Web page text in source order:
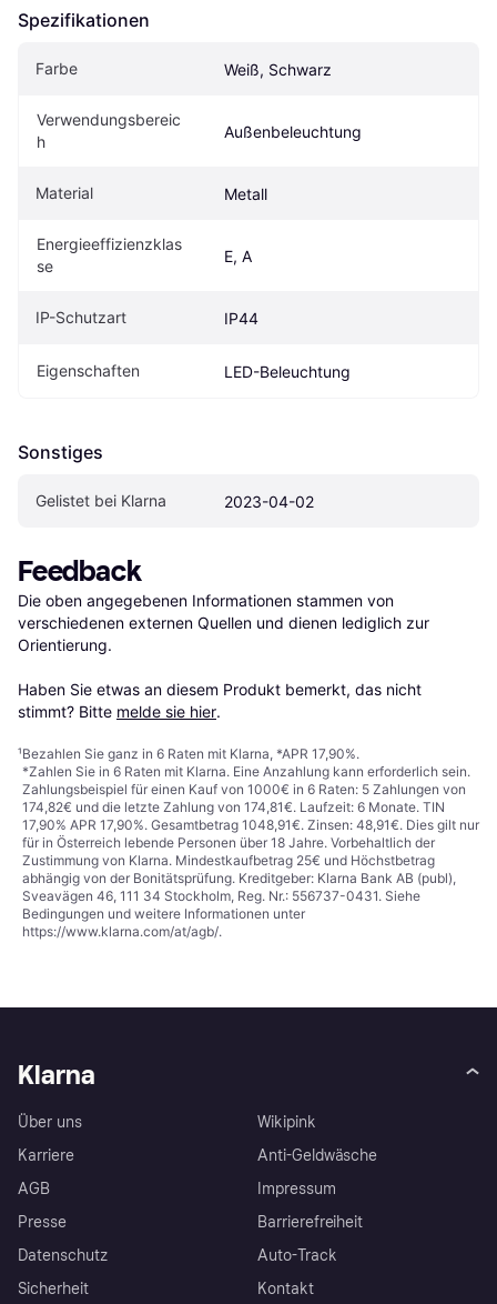
Spezifikationen
Farbe Weiß, Schwarz
Verwendungsbereic
h
Außenbeleuchtung
Material Metall
Energieeffizienzklas
se
E, A
IP-Schutzart IP44
Eigenschaften LED-Beleuchtung
Sonstiges
Gelistet bei Klarna 2023-04-02
Feedback
Die oben angegebenen Informationen stammen von
verschiedenen externen Quellen und dienen lediglich zur
Orientierung.
Haben Sie etwas an diesem Produkt bemerkt, das nicht
stimmt? Bitte melde sie hier.
¹Bezahlen Sie ganz in 6 Raten mit Klarna, *APR 17,90%.
*Zahlen Sie in 6 Raten mit Klarna. Eine Anzahlung kann erforderlich sein.
Zahlungsbeispiel für einen Kauf von 1000€ in 6 Raten: 5 Zahlungen von
174,82€ und die letzte Zahlung von 174,81€. Laufzeit: 6 Monate. TIN
17,90% APR 17,90%. Gesamtbetrag 1048,91€. Zinsen: 48,91€. Dies gilt nur
für in Österreich lebende Personen über 18 Jahre. Vorbehaltlich der
Zustimmung von Klarna. Mindestkaufbetrag 25€ und Höchstbetrag
abhängig von der Bonitätsprüfung. Kreditgeber: Klarna Bank AB (publ),
Sveavägen 46, 111 34 Stockholm, Reg. Nr.: 556737-0431. Siehe
Bedingungen und weitere Informationen unter
https://www.klarna.com/at/agb/.
Klarna
Über uns
Karriere
AGB
Presse
Datenschutz
Sicherheit
Wikipink
Anti-Geldwäsche
Impressum
Barrierefreiheit
Auto-Track
Kontakt